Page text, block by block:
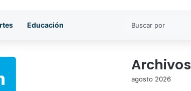
Educación
Archivos
agosto 2026